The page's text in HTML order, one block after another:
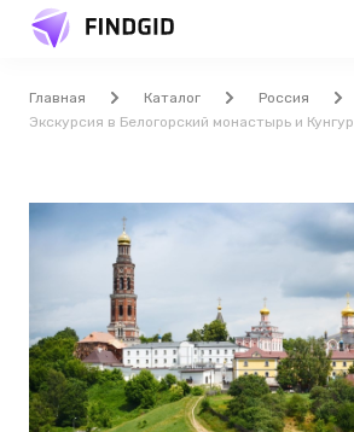
Главная Каталог Россия
Экскурсия в Белогорский монастырь и Кунгур